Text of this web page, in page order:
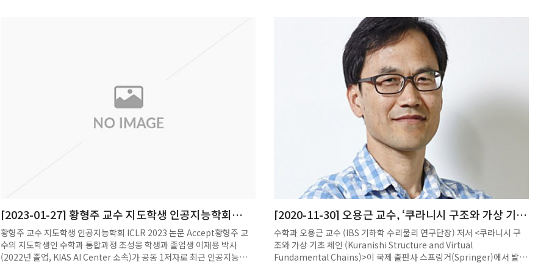
과를 담고 있다.이들 연구팀은 환자 한 명이 몇 명을 감염시키는지 보여주
는 값인 감염재생산지수(R값)이 9일 기준 약 1.3 내외 정도라고 분석했다.
이 값은 감염자 한 사람이 몇 명에게 코로나19를 옮기는지를 나타내는 값
으로 1보다 크면 감염병이 확산한다고 보면 된다.이효정 수리연 부산의료
진자가 발생할 것으로 예측된다"는 분석을 내놨다. 정은옥 교수팀은 전국
2030명에 이를 것으로 봤다.연구팀들은 수도권 확산세가 앞으로 더 거세
질 것이라는 예측을 모두 내놨다. 수도권 국내발생 확진자는 7~9일 사흘
연속 990명→994명→963명으로 900명대를 기록했다. 4차 유행이 무서
구내용 : 본 연구에서는 이종 그래프에서 노드 간의 종속성을 포착하기 위
해 노드 상호 정보(k-MI)의 사용을 제안한다. 그래프와 연관된 확률 공간
을 정의하고, 노드 거리를 기반으로, 그래프를 k+1 영역으로 분할하는 k-
노드 확률 변수를 도입한다. 두 노드 확률 변수 사이의 k-MI는, 두 노드 사
이의 직접적인 연결과 간접적인 연결을 모두 고려하여, 거리에 관계없이
그들의 종속성을 정량화한다. 이 k-MI 값을 메시지 총계 함수의 가중치로
사용하는 kth MIGNN을 제안한다. 실제 데이터셋에서의 실험들은 기준
GNN에 비해 더 나은 성능을 보여준다.
[2023-01-27] 황형주 교수 지도학생 인공지능학회
ICLR 2023 논문 ACCEPT
황형주 교수 지도학생 인공지능학회 ICLR 2023 논문 Accept황형주 교
수의 지도학생인 수학과 통합과정 조성웅 학생과 졸업생 이재용 박사
(2022년 졸업, KIAS AI Center 소속)가 공동 1저자로 최근 인공지능학회
[2020-11-30] 오용근 교수, ‘쿠라니시 구조와 가상 기초
체인’ 발간
수학과 오용근 교수 (IBS 기하학 수리물리 연구단장) 저서 <쿠라니시 구
조와 가상 기초 체인 (Kuranishi Structure and Virtual
Fundamental Chains)>이 국제 출판사 스프링거(Springer)에서 발간